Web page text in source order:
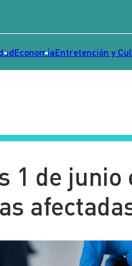
EconomíaEntretención y
1 de junio